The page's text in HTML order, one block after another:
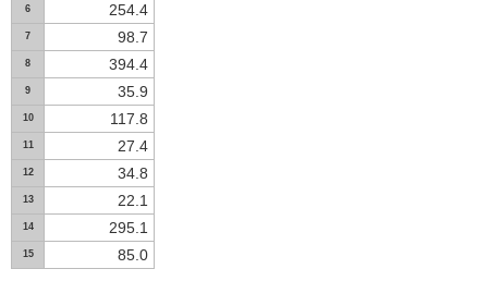
6 254.4
7 98.7
8 394.4
9 35.9
10 117.8
11 27.4
12 34.8
13 22.1
14 295.1
15 85.0